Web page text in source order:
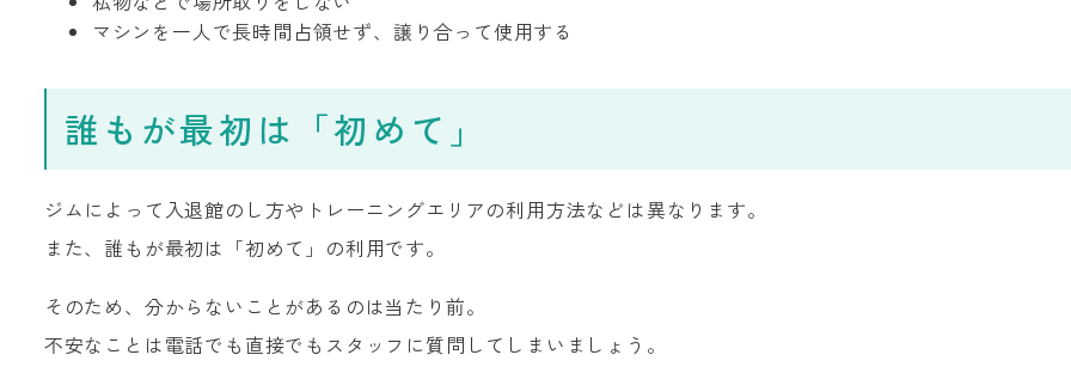
マシンを一人で長時間占領せず、譲り合って使用する
誰もが最初は「初めて」
ジムによって入退館のし方やトレーニングエリアの利用方法などは異なります。
また、誰もが最初は「初めて」の利用です。
そのため、分からないことがあるのは当たり前。
不安なことは電話でも直接でもスタッフに質問してしまいましょう。